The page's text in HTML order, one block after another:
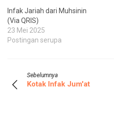
Infak Jariah dari Muhsinin
(Via QRIS)
23 Mei 2025
Postingan serupa
Sebelumnya
Kotak Infak Jum'at